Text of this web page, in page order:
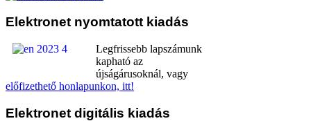
Elektronet nyomtatott kiadás
Legfrissebb lapszámunk
kapható az
újságárusoknál, vagy
előfizethető honlapunkon, itt!
Elektronet digitális kiadás